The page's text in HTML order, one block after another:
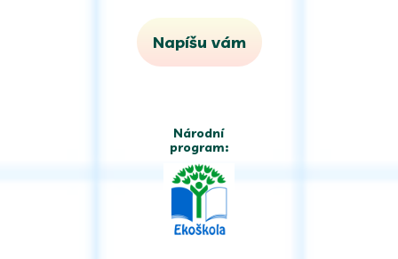
Napíšu vám
Národní
program: